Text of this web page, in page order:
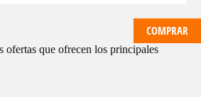
COMPRAR
ofertas que ofrecen los principales